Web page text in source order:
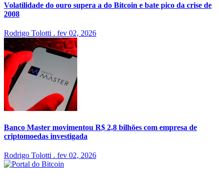
Volatilidade do ouro supera a do Bitcoin e bate pico da crise de
2008
Rodrigo Tolotti . fev 02, 2026
Banco Master movimentou R$ 2,8 bilhões com empresa de
criptomoedas investigada
Rodrigo Tolotti . fev 02, 2026